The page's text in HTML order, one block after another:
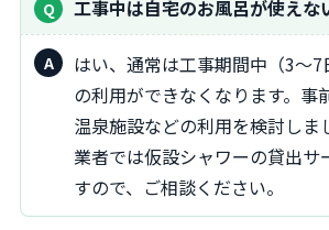
工事中は自宅のお風呂が使えな
はい、通常は工事期間中（3～7日間）、お風呂
の利用ができなくなります。事
温泉施設などの利用を検討しま
業者では仮設シャワーの貸出サ
すので、ご相談ください。